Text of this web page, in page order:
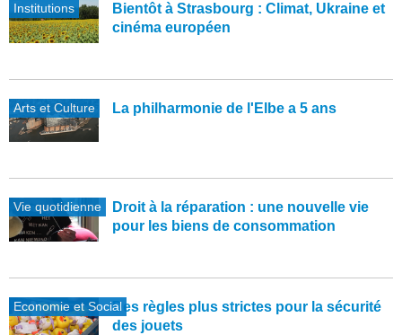
Institutions
Bientôt à Strasbourg : Climat, Ukraine et
cinéma européen
Arts et Culture La philharmonie de l'Elbe a 5 ans
Vie quotidienne
Droit à la réparation : une nouvelle vie
pour les biens de consommation
Economie et SocialDes règles plus strictes pour la sécurité
des jouets